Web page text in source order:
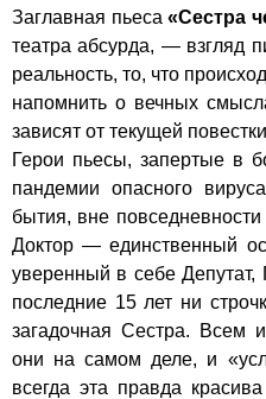
Заглавная пьеса «Сестра
театра абсурда, — взгляд
реальность, то, что
напомнить о вечных
зависят от текущей
Герои пьесы, запертые в
пандемии опасного
бытия, вне
Доктор — единственный
уверенный в себе
последние 15 лет ни
загадочная Сестра. Всем
они на самом деле, и
всегда эта правда